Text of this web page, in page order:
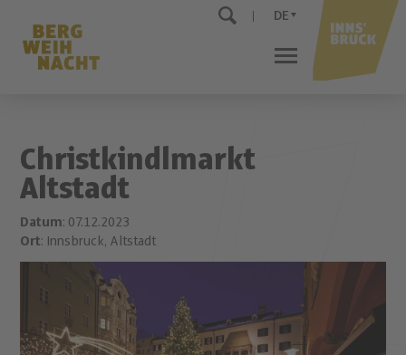
DE
Christkindlmarkt
Altstadt
Datum: 07.12.2023
Ort: Innsbruck, Altstadt